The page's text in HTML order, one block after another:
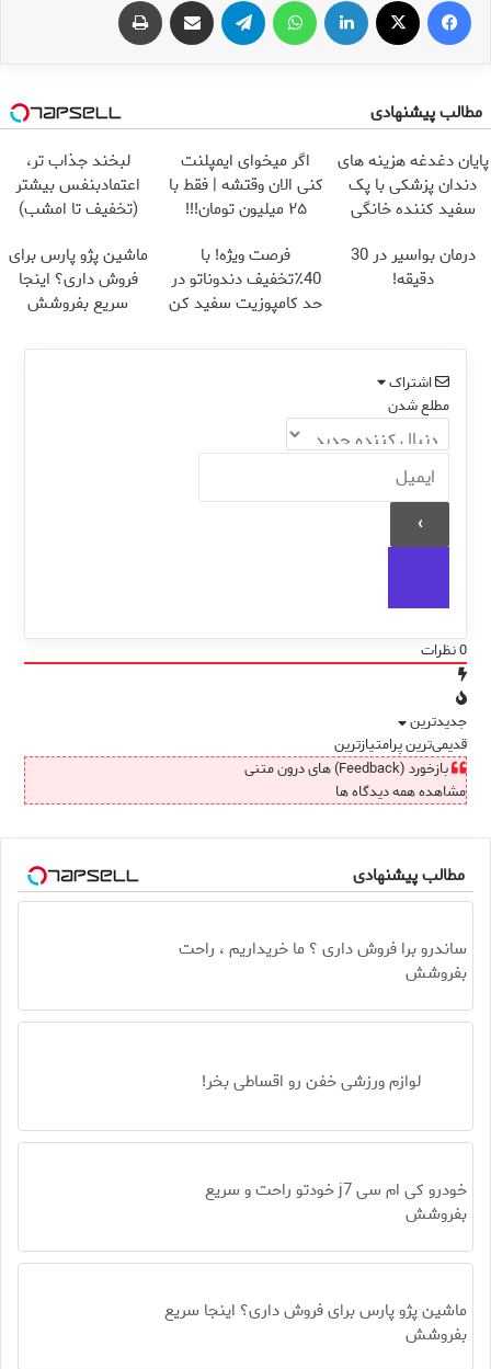
مطالب پیشنهادی
پایان دغدغه هزینه های
دندان پزشکی با پک
سفید کننده خانگی
اگر میخوای ایمپلنت
کنی الان وقتشه | فقط با
۲۵ میلیون تومان!!!
لبخند جذاب تر،
اعتمادبنفس بیشتر
(تخفیف تا امشب)
درمان بواسیر در 30
دقیقه!
فرصت ویژه! با
40٪تخفیف دندوناتو در
حد کامپوزیت سفید کن
ماشین پژو پارس برای
فروش داری؟ اینجا
سریع بفروشش
اشتراک
مطلع شدن
0نظرات
جدیدترین
قدیمی‌ترینپرامتیازترین
بازخورد (Feedback) های درون متنی
مشاهده همه دیدگاه ها
مطالب پیشنهادی
ساندرو برا فروش داری ؟ ما خریداریم ، راحت
بفروشش
لوازم ورزشی خفن رو اقساطی بخر!
خودرو کی ام سی j7 خودتو راحت و سریع
بفروشش
ماشین پژو پارس برای فروش داری؟ اینجا سریع
بفروشش